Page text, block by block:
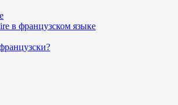
в французском языке